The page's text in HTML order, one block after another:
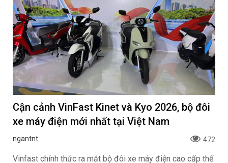
Cận cảnh VinFast Kinet và Kyo 2026, bộ đôi
xe máy điện mới nhất tại Việt Nam
ngantnt 472
Vinfast chính thức ra mắt bộ đôi xe máy điện cao cấp thế